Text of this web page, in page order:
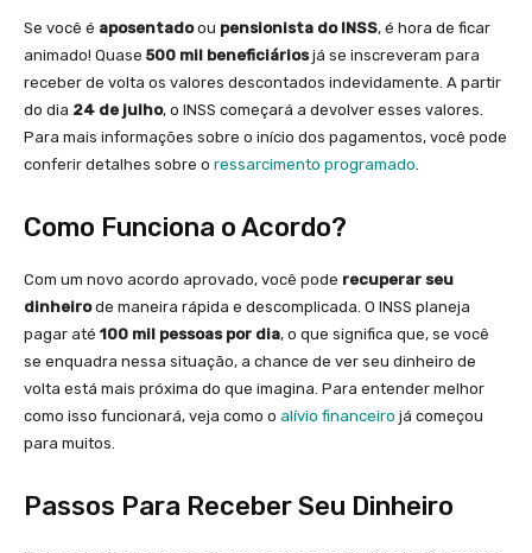
Se você é aposentadoou pensionista do INSS, é hora de ficar
animado! Quase 500 mil beneficiáriosjá se inscreveram para
receber de volta os valores descontados indevidamente. A partir
do dia 24 de julho, o INSS começará a devolver esses valores.
Para mais informações sobre o início dos pagamentos, você pode
conferir detalhes sobre o ressarcimento programado.
Como Funciona o Acordo?
Com um novo acordo aprovado, você pode recuperar seu
dinheirode maneira rápida e descomplicada. O INSS planeja
pagar até 100 mil pessoas por dia, o que significa que, se você
se enquadra nessa situação, a chance de ver seu dinheiro de
volta está mais próxima do que imagina. Para entender melhor
como isso funcionará, veja como o alívio financeiro já começou
para muitos.
Passos Para Receber Seu Dinheiro